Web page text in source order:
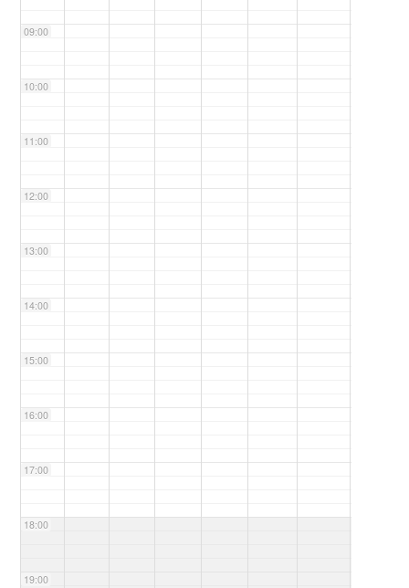
09:00
10:00
11:00
12:00
13:00
14:00
15:00
16:00
17:00
18:00
19:00